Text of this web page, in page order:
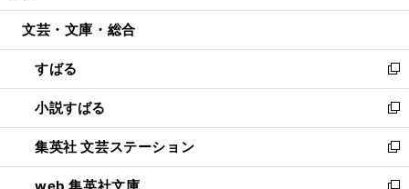
開
ウ
開
く
ン
ウ
で
開
く
ウ
ン
ド
ウ
で
開
く
文芸・文庫・総合
すばる
新
し
い
ウ
ィ
ン
小説すばる
新
し
い
ウ
集英社 文芸ステーション
新
し